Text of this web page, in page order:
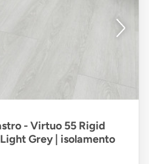
- Virtuo 55 Rigid
Grey | isolamento